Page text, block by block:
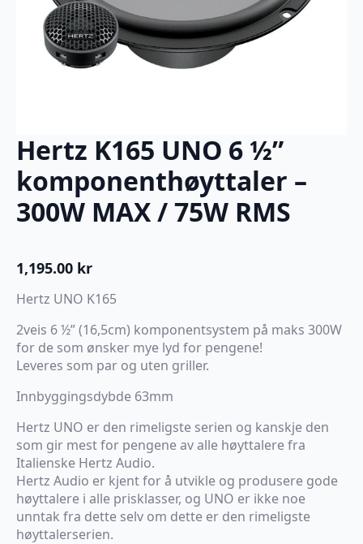
Hertz K165 UNO 6 ½”
komponenthøyttaler –
300W MAX / 75W RMS
1,195.00 kr
Hertz UNO K165
2veis 6 ½” (16,5cm) komponentsystem på maks 300W
for de som ønsker mye lyd for pengene!
Leveres som par og uten griller.
Innbyggingsdybde 63mm
Hertz UNO er den rimeligste serien og kanskje den
som gir mest for pengene av alle høyttalere fra
Italienske Hertz Audio.
Hertz Audio er kjent for å utvikle og produsere gode
høyttalere i alle prisklasser, og UNO er ikke noe
unntak fra dette selv om dette er den rimeligste
høyttalerserien.